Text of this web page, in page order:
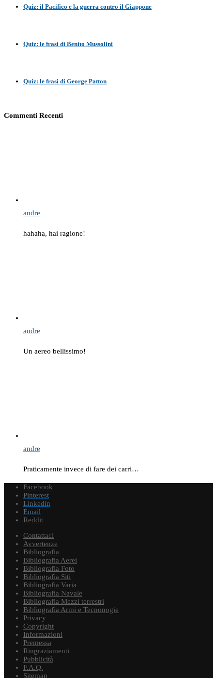
Quiz: il Pacifico e la guerra contro il Giappone
Quiz: le frasi di Benito Mussolini
Quiz: le frasi di George Patton
Commenti Recenti
andre
hahaha, hai ragione!
andre
Un aereo bellissimo!
andre
Praticamente invece di fare dei carri…
Facebook
Pinterest
Linkedin
Email
Reddit
Contattaci
Avvertenze
Bibliografia
Bibliografia Aerei
Bibliografia Foto
Bibliografia Siti
Bibliografia Varia
Bibliografia Navale
Bibliografia Mezzi terrestri
Bibliografia Armi e Tecnonogie
Privacy
Copyright
Informazioni
Premessa
Ringraziamenti
Pubblicità
F.A.Q.
Sitemap